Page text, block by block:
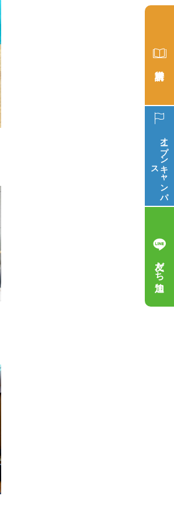
オープン
キ
ャ
ン
パ
ス
友だち追加